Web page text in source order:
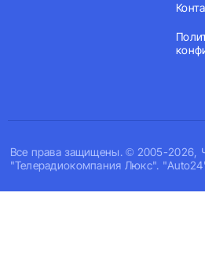
Все права защищены. © 2005-2026,
"Телерадиокомпания Люкс".